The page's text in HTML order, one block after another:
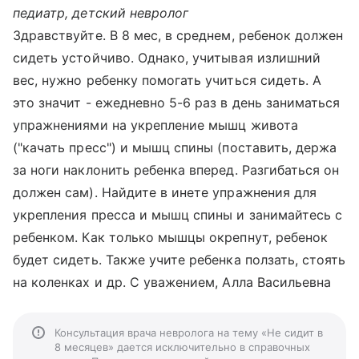
педиатр, детский невролог
Здравствуйте. В 8 мес, в среднем, ребенок должен
сидеть устойчиво. Однако, учитывая излишний
вес, нужно ребенку помогать учиться сидеть. А
это значит - ежедневно 5-6 раз в день заниматься
упражнениями на укрепление мышц живота
("качать пресс") и мышц спины (поставить, держа
за ноги наклонить ребенка вперед. Разгибаться он
должен сам). Найдите в инете упражнения для
укрепления пресса и мышц спины и занимайтесь с
ребенком. Как только мышцы окрепнут, ребенок
будет сидеть. Также учите ребенка ползать, стоять
на коленках и др. С уважением, Алла Васильевна
Консультация врача невролога на тему «Не сидит в
8 месяцев» дается исключительно в справочных